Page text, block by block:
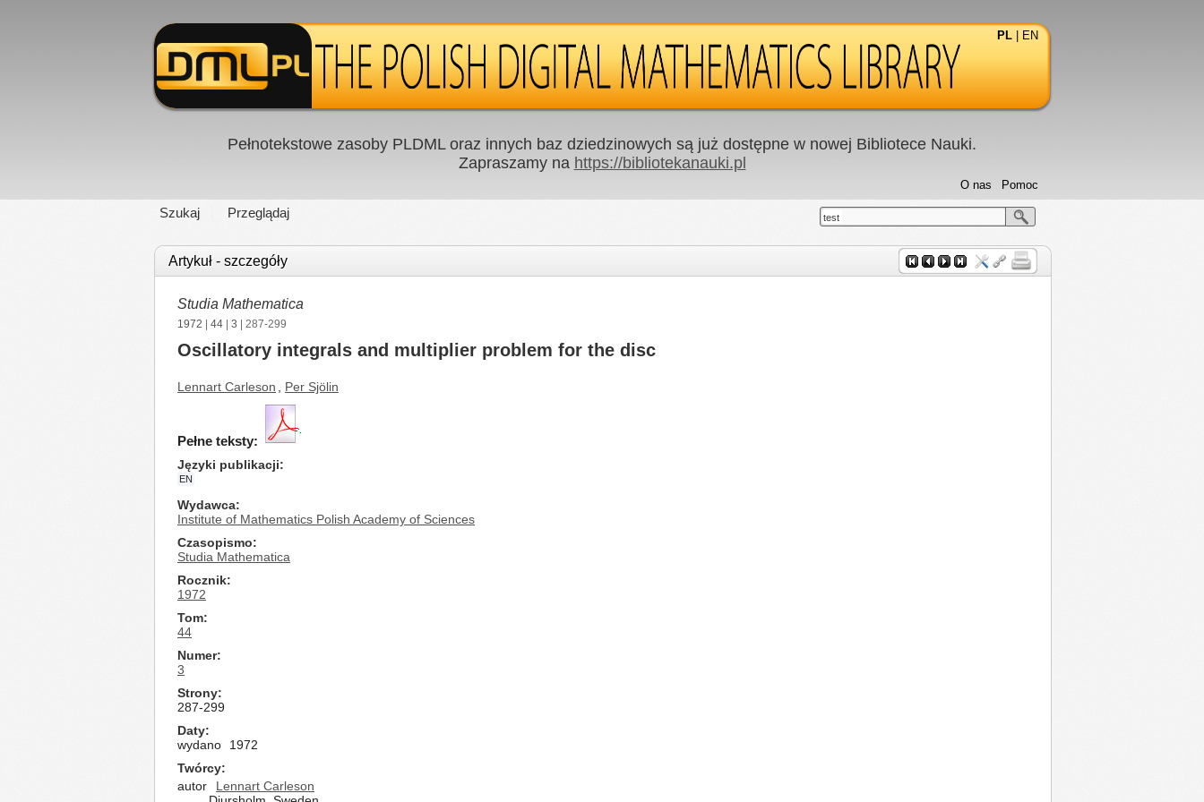
PL EN
Pełnotekstowe zasoby PLDML oraz innych baz dziedzinowych są już dostępne w nowej Bibliotece Nauki.
Zapraszamy na https://bibliotekanauki.pl
Szukaj Przeglądaj
Pomoc
O nas
test
Artykuł - szczegóły
Studia Mathematica
1972 44 3 | 287-299
Oscillatory integrals and multiplier problem for the disc
Lennart Carleson Per Sjölin
Pełne teksty:
Języki publikacji
EN
Wydawca
Institute of Mathematics Polish Academy of Sciences
Czasopismo
Studia Mathematica
Rocznik
1972
Tom
44
Numer
3
Strony
287-299
Daty
wydano
1972
Twórcy
autor
Lennart Carleson